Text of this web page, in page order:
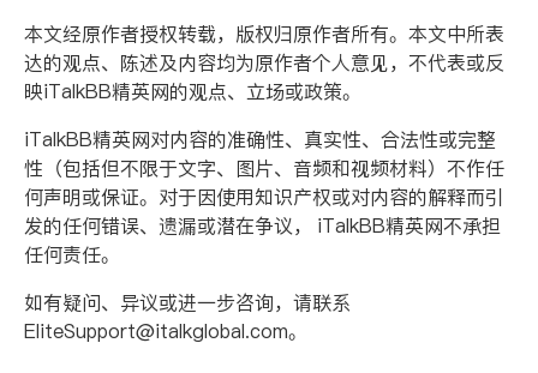
本文经原作者授权转载，版权归原作者所有。本文中所表
达的观点、陈述及内容均为原作者个人意见，不代表或反
映iTalkBB精英网的观点、立场或政策。
iTalkBB精英网对内容的准确性、真实性、合法性或完整
性（包括但不限于文字、图片、音频和视频材料）不作任
何声明或保证。对于因使用知识产权或对内容的解释而引
发的任何错误、遗漏或潜在争议，
iTalkBB精英网不承担
任何责任。
如有疑问、异议或进一步咨询，请联系
EliteSupport@italkglobal.com。